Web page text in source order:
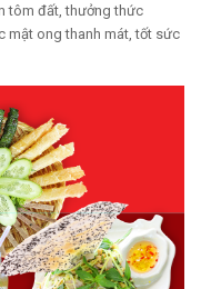
tôm đất, thưởng thức
mật ong thanh mát, tốt sức